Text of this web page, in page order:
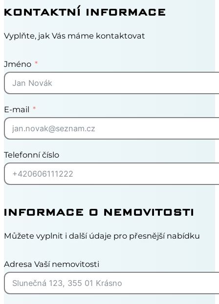
KONTAKTNÍ INFORMACE
Vyplňte, jak Vás máme kontaktovat
Jméno
E-mail
Telefonní číslo
INFORMACE O NEMOVITOSTI
Můžete vyplnit i další údaje pro přesnější nabídku
Adresa Vaší nemovitosti